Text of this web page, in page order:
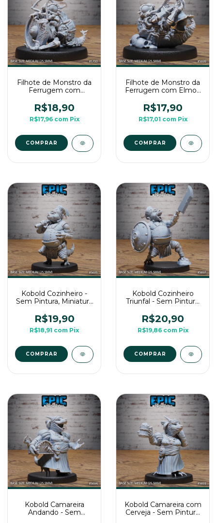
Filhote de Monstro da
Ferrugem com
Miniatura 3D Média
Para RPG de Mesa
R$18,90
R$17,96 com Pix
COMPRAR
Filhote de Monstro da
Ferrugem com Elmo -
3D Média Para RPG
de Mesa
R$17,90
R$17,01 com Pix
COMPRAR
Kobold Cozinheiro -
Sem Pintura, Miniatura
de Mesa
R$19,90
R$18,91 com Pix
COMPRAR
Kobold Cozinheiro
Triunfal - Sem Pintura,
Para RPG de Mesa
R$20,90
R$19,86 com Pix
COMPRAR
Kobold Camareira
Andando - Sem
Kobold Camareira com
Cerveja - Sem Pintura,